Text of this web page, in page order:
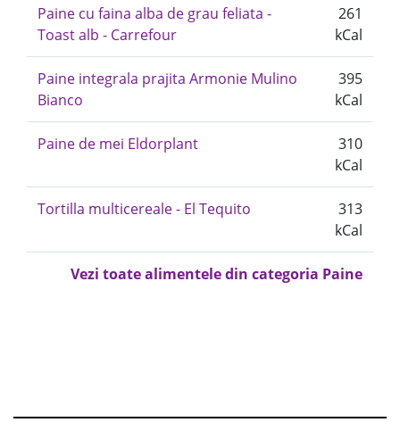
Paine cu faina alba de grau feliata -
Toast alb - Carrefour
261
kCal
Paine integrala prajita Armonie Mulino
Bianco
395
kCal
Paine de mei Eldorplant
310
kCal
Tortilla multicereale - El Tequito
313
kCal
Vezi toate alimentele din categoria Paine